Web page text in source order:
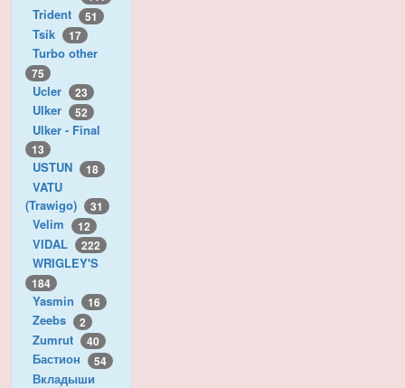
Trident 51
Tsik 17
Turbo other
75
Ucler 23
Ulker 52
Ulker - Final
13
USTUN 18
VATU
(Trawigo)
31
Velim 12
VIDAL 222
WRIGLEY'S
184
Yasmin 16
Zeebs 2
Zumrut 40
Бастион 54
Вкладыши